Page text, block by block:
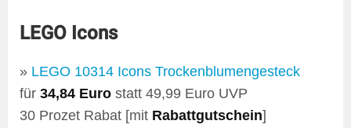
LEGO Icons
» LEGO 10314 Icons Trockenblumengesteck
für 34,84 Euro statt 49,99 Euro UVP
30 Prozet Rabat [mit Rabattgutschein]